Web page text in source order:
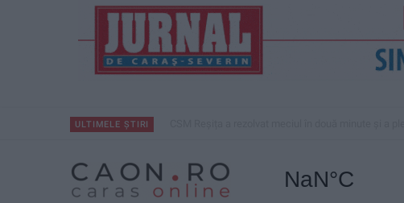
ULTIMELE ȘTIRI